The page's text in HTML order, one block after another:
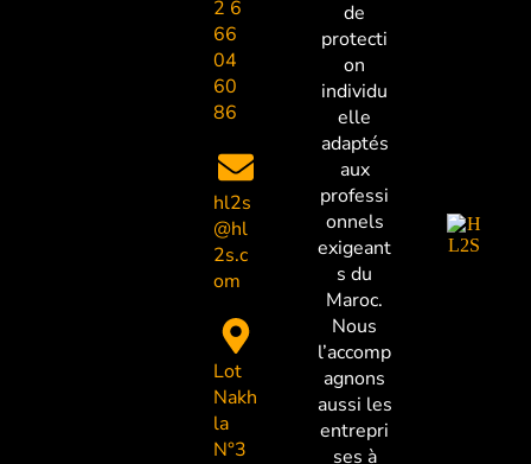
de
protecti
on
individu
elle
adaptés
aux
professi
onnels
exigeant
s du
Maroc.
Nous
l’accomp
agnons
aussi les
entrepri
ses à
2 6
66
04
60
86
hl2s
@hl
2s.c
om
Lot
Nakh
la
N°3